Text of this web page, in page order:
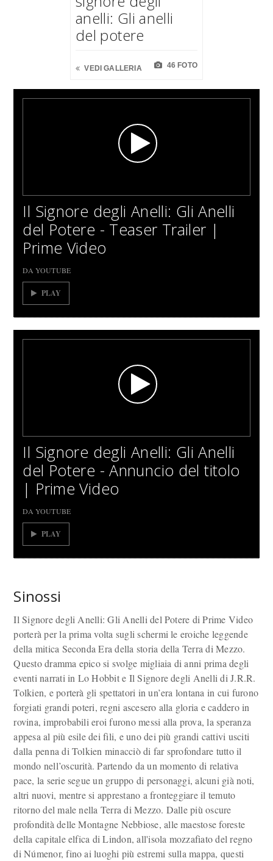
anelli: Gli anelli
del potere
VEDI GALLERIA 46 FOTO
Il Signore degli Anelli: Gli Anelli
del Potere - Teaser Trailer |
Prime Video
DA YOUTUBE
PLAY
Il Signore degli Anelli: Gli Anelli
del Potere - Annuncio del titolo
| Prime Video
DA YOUTUBE
PLAY
Sinossi
Il Signore degli Anelli: Gli Anelli del Potere di Prime Video
porterà per la prima volta sugli schermi le eroiche leggende
della mitica Seconda Era della storia della Terra di Mezzo.
Questo dramma epico si svolge migliaia di anni prima degli
eventi narrati in Lo Hobbit e Il Signore degli Anelli di J.R.R.
Tolkien, e porterà gli spettatori in un’era lontana in cui furono
forgiati grandi poteri, regni ascesero alla gloria e caddero in
rovina, improbabili eroi furono messi alla prova, la speranza
appesa al più esile dei fili, e uno dei più grandi cattivi usciti
dalla penna di Tolkien minacciò di far sprofondare tutto il
mondo nell’oscurità. Partendo da un momento di relativa
pace, la serie segue un gruppo di personaggi, alcuni già noti,
altri nuovi, mentre si apprestano a fronteggiare il temuto
ritorno del male nella Terra di Mezzo. Dalle più oscure
profondità delle Montagne Nebbiose, alle maestose foreste
della capitale elfica di Lindon, all'isola mozzafiato del regno
di Númenor, fino ai luoghi più estremi sulla mappa, questi